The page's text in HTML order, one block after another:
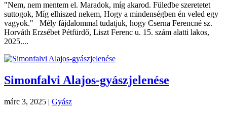
"Nem, nem mentem el. Maradok, míg akarod. Füledbe szeretetet
suttogok, Míg elhiszed nekem, Hogy a mindenségben én veled egy
vagyok." Mély fájdalommal tudatjuk, hogy Cserna Ferencné sz.
Horváth Erzsébet Pétfürdő, Liszt Ferenc u. 15. szám alatti lakos,
2025....
Simonfalvi Alajos-gyászjelenése
márc 3, 2025 | Gyász